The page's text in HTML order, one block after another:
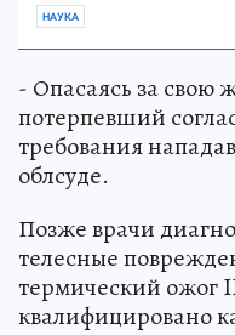
НАУКА
- Опасаясь за свою
потерпевший
требования
облсуде.
Позже врачи
телесные
термический ожог
квалифицировано